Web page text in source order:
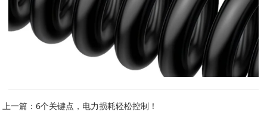
上一篇： 6个关键点，电力损耗轻松控制！